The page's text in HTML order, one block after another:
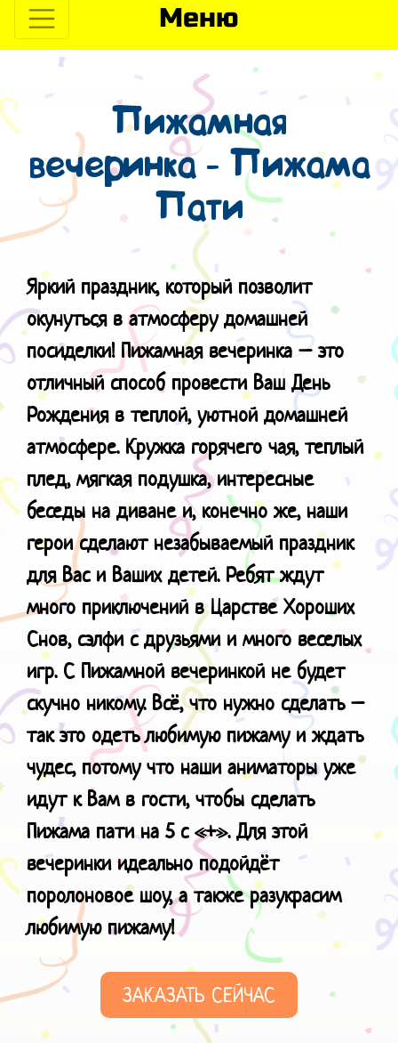
Меню
Пижамная
вечеринка - Пижама
Пати
Яркий праздник, который позволит
окунуться в атмосферу домашней
посиделки! Пижамная вечеринка – это
отличный способ провести Ваш День
Рождения в теплой, уютной домашней
атмосфере. Кружка горячего чая, теплый
плед, мягкая подушка, интересные
беседы на диване и, конечно же, наши
герои сделают незабываемый праздник
для Вас и Ваших детей. Ребят ждут
много приключений в Царстве Хороших
Снов, сэлфи с друзьями и много веселых
игр. С Пижамной вечеринкой не будет
скучно никому. Всё, что нужно сделать –
так это одеть любимую пижаму и ждать
чудес, потому что наши аниматоры уже
идут к Вам в гости, чтобы сделать
Пижама пати на 5 с «+».Для этой
вечеринки идеально подойдёт
поролоновое шоу, а также разукрасим
любимую пижаму!
ЗАКАЗАТЬ СЕЙЧАС